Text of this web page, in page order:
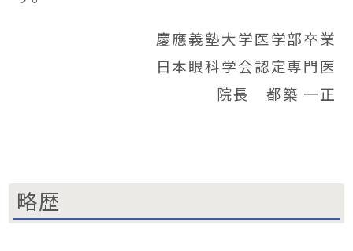
慶應義塾大学医学部卒業
日本眼科学会認定専門医
院長 都築 一正
略歴